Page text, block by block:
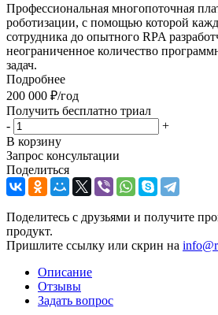
Профессиональная многопоточная
роботизации, с помощью которой
сотрудника до опытного RPA
неограниченное количество
задач.
Подробнее
200 000 ₽/год
Получить бесплатно триал
-
+
В корзину
Запрос консультации
Поделиться
Поделитесь с друзьями и получите
продукт.
Пришлите ссылку или скрин на
Описание
Отзывы
Задать вопрос